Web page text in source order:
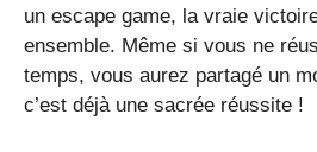
un escape game, la vraie
ensemble. Même si vous ne
temps, vous aurez partagé un
c’est déjà une sacrée réussite !